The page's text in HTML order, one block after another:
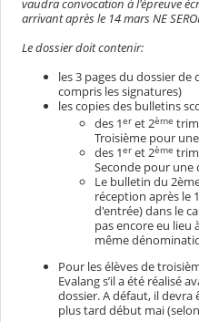
vaudra convocation à l'épreuve
arrivant après le 14 mars NE
Le dossier doit contenir:
les 3 pages du dossier
compris les signatures)
les copies des bulletins
des 1eret 2ème
Troisième pour
des 1eret 2ème
Seconde pour une
Le bulletin du
réception après le
d'entrée) dans le
pas encore eu lieu
même
Pour les élèves de
Evalang s’il a été réalisé
dossier. A défaut, il devra
plus tard début mai